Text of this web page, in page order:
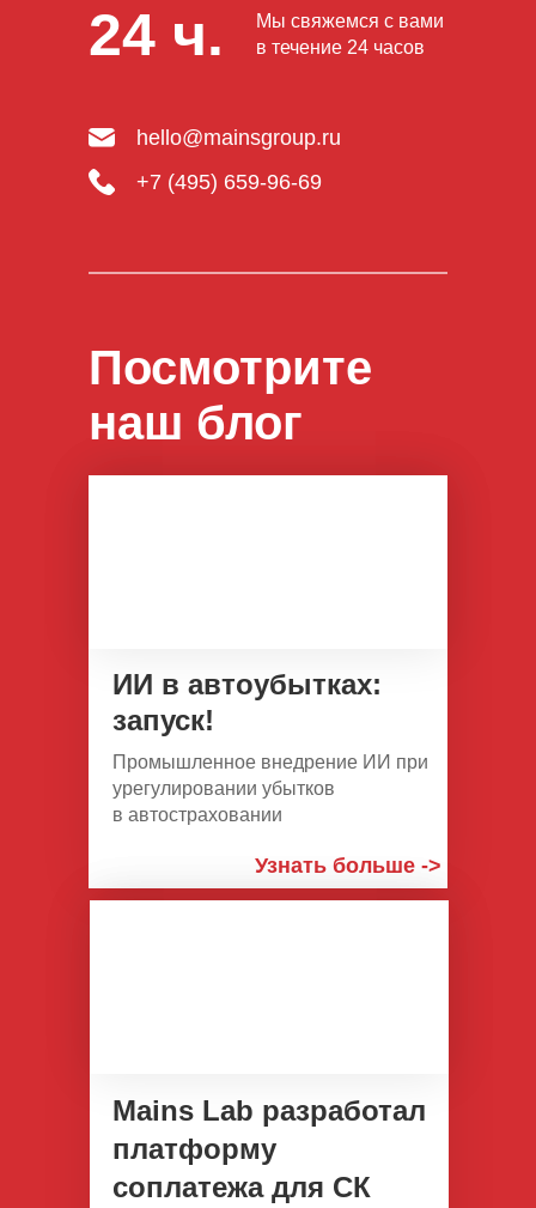
24 ч.
Мы свяжемся с вами
в течение 24 часов
hello@mainsgroup.ru
+7 (495) 659-96-69
ИИ в автоубытках:
запуск!
Промышленное внедрение ИИ при
урегулировании убытков
в автостраховании
Узнать больше ->
Mains Lab разработал
платформу
соплатежа для СК
Посмотрите
наш блог